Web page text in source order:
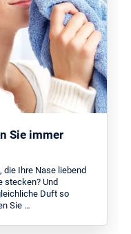
Sie immer
die Ihre Nase liebend
stecken? Und
Duft so
Sie …